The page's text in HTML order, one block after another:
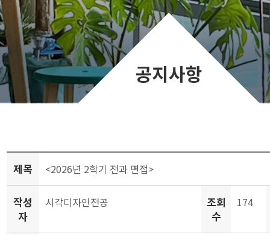
공지사항
제목 <2026년 2학기 전과 면접>
작성
자
시각디자인전공
조회
수
174